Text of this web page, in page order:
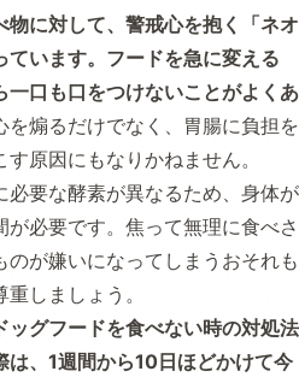
に対して、警戒心を抱く「ネオ
います。フードを急に変える
一口も口をつけないことがよくあ
を煽るだけでなく、胃腸に負担を
原因にもなりかねません。
必要な酵素が異なるため、身体が
必要です。焦って無理に食べさ
が嫌いになってしまうおそれも
しましょう。
ッグフードを食べない時の対処法
、1週間から10日ほどかけて今